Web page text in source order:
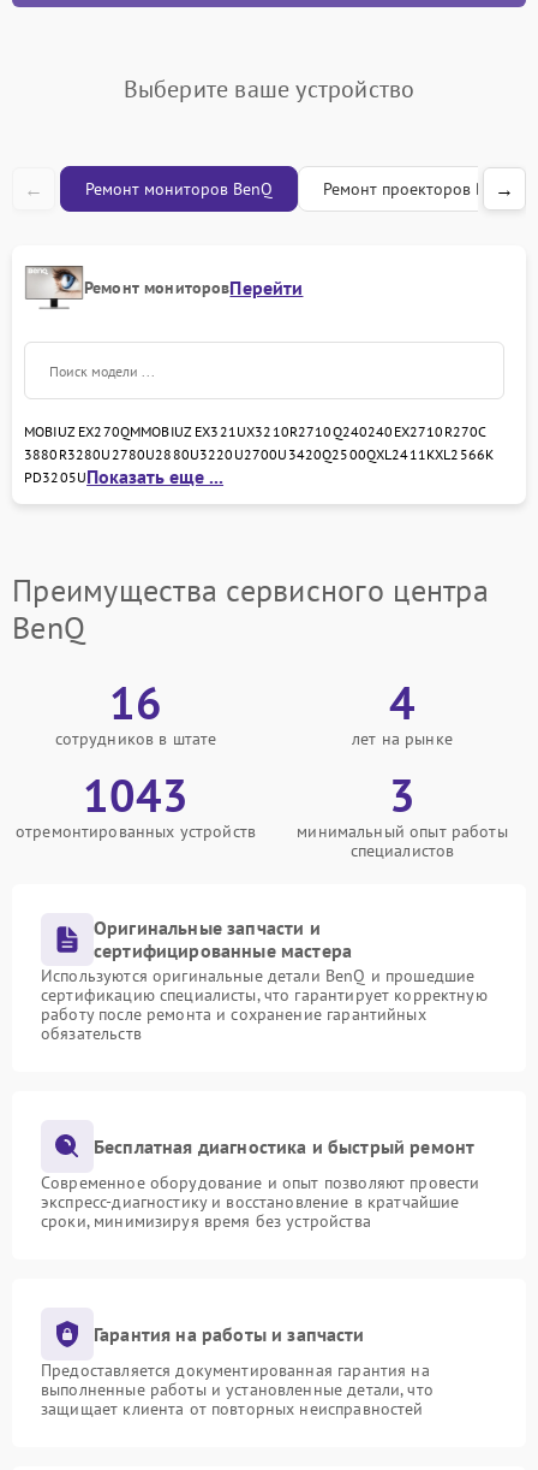
Выберите ваше устройство
← Ремонт мониторов BenQ Ремонт проекторов BenQ
→
Ремонт мониторовПерейти
MOBIUZ EX270QMMOBIUZ EX321UX3210R2710Q240240 EX2710R270C
3880R3280U2780U2880U3220U2700U 3420Q2500QXL2411KXL2566K
PD3205UПоказать еще ...
Преимущества сервисного центра
BenQ
16
сотрудников в штате
4
лет на рынке
1043
отремонтированных устройств
3
минимальный опыт работы
специалистов
Оригинальные запчасти и
сертифицированные мастера
Используются оригинальные детали BenQ и прошедшие
сертификацию специалисты, что гарантирует корректную
работу после ремонта и сохранение гарантийных
обязательств
Бесплатная диагностика и быстрый ремонт
Современное оборудование и опыт позволяют провести
экспресс-диагностику и восстановление в кратчайшие
сроки, минимизируя время без устройства
Гарантия на работы и запчасти
Предоставляется документированная гарантия на
выполненные работы и установленные детали, что
защищает клиента от повторных неисправностей